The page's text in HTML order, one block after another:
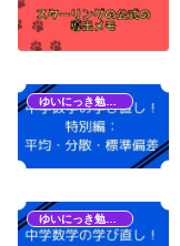
ゆいにっき勉強会